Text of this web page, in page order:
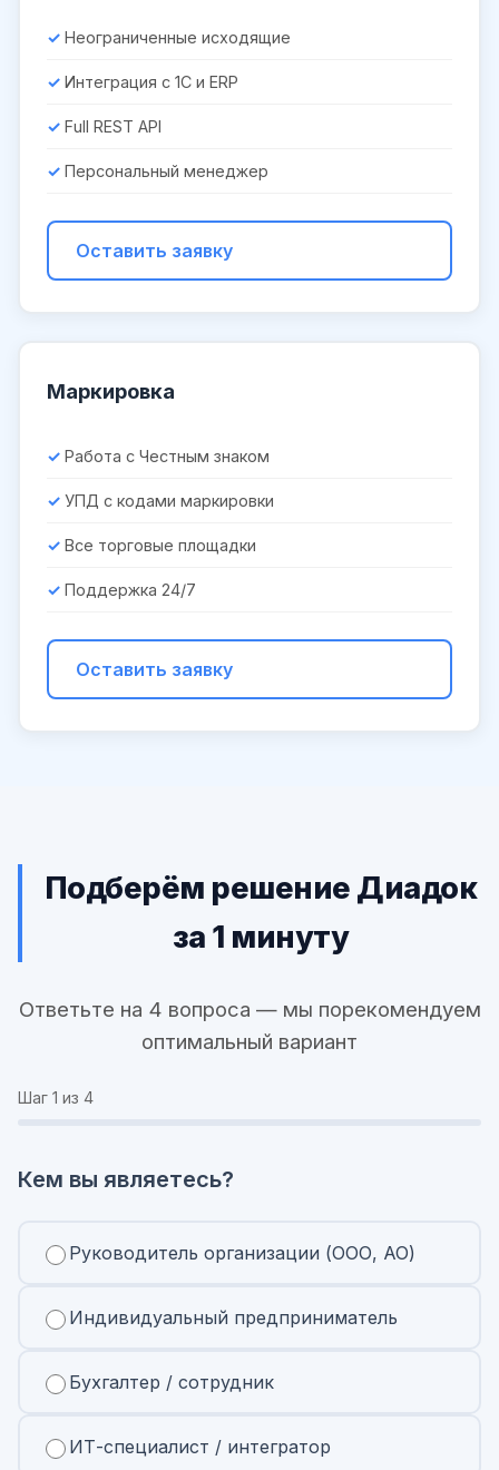
Неограниченные исходящие
Интеграция с 1С и ERP
Full REST API
Персональный менеджер
Оставить заявку
Маркировка
Работа с Честным знаком
УПД с кодами маркировки
Все торговые площадки
Поддержка 24/7
Оставить заявку
Подберём решение Диадок
за 1 минуту
Ответьте на 4 вопроса — мы порекомендуем
оптимальный вариант
Шаг 1 из 4
Кем вы являетесь?
Руководитель организации (ООО, АО)
Индивидуальный предприниматель
Бухгалтер / сотрудник
ИТ-специалист / интегратор